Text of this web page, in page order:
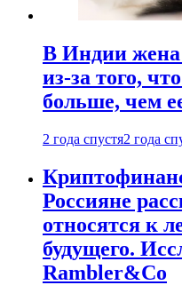
В Индии жена
из-за того,
больше, чем
2 года спустя2 года
Россияне
относятся к
будущего.
Rambler&Co